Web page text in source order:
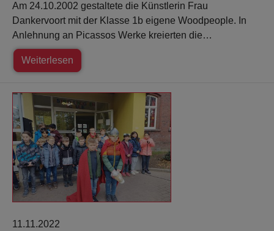
Am 24.10.2002 gestaltete die Künstlerin Frau
Dankervoort mit der Klasse 1b eigene Woodpeople. In
Anlehnung an Picassos Werke kreierten die…
Weiterlesen
11.11.2022